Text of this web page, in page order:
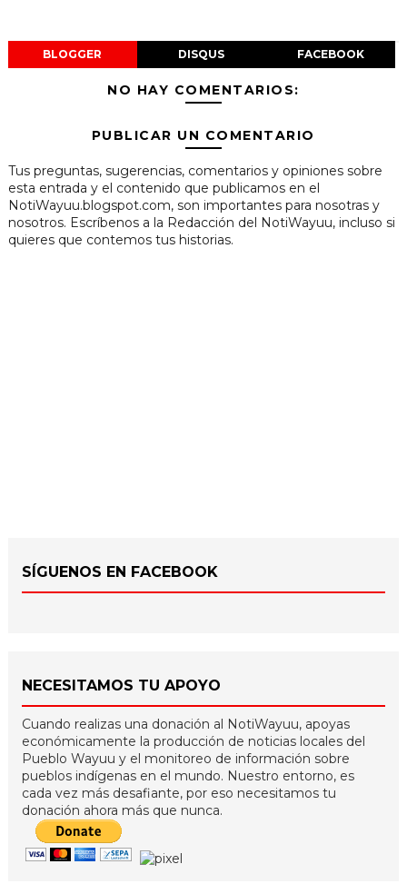
BLOGGER DISQUS FACEBOOK
NO HAY COMENTARIOS:
PUBLICAR UN COMENTARIO
Tus preguntas, sugerencias, comentarios y opiniones sobre
esta entrada y el contenido que publicamos en el
NotiWayuu.blogspot.com, son importantes para nosotras y
nosotros. Escríbenos a la Redacción del NotiWayuu, incluso si
quieres que contemos tus historias.
SÍGUENOS EN FACEBOOK
NECESITAMOS TU APOYO
Cuando realizas una donación al NotiWayuu, apoyas
económicamente la producción de noticias locales del
Pueblo Wayuu y el monitoreo de información sobre
pueblos indígenas en el mundo. Nuestro entorno, es
cada vez más desafiante, por eso necesitamos tu
donación ahora más que nunca.